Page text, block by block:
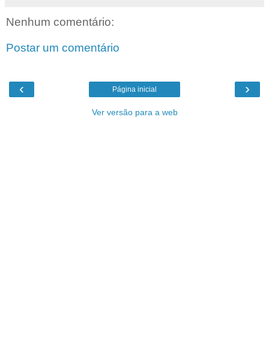
Nenhum comentário:
Postar um comentário
‹ ›
Página inicial
Ver versão para a web